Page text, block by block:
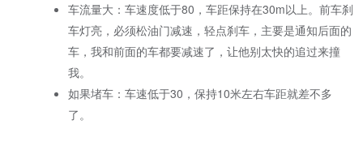
车流量大：车速度低于80，车距保持在30m以上。前车刹
车灯亮，必须松油门减速，轻点刹车，主要是通知后面的
车，我和前面的车都要减速了，让他别太快的追过来撞
我。
如果堵车：车速低于30，保持10米左右车距就差不多
了。